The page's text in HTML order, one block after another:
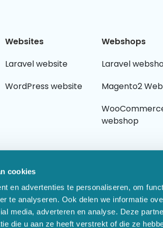
cookies
en advertenties te personaliseren, om
te analyseren. Ook delen we informatie
media, adverteren en analyse. Deze
die u aan ze heeft verstrekt of die ze
Websites
Laravel website
WordPress website
Webshops
Laravel
Magento2
webshop